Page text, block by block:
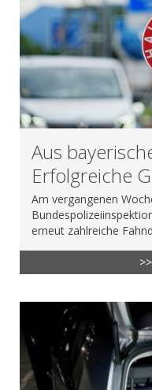
Aus
Erfolgreiche
Am vergangenen
erneut zahlreiche